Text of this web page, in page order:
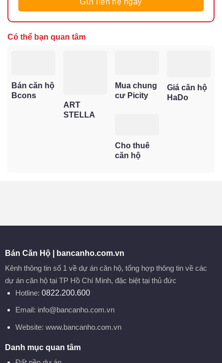
Có thể bạn quan tâm
Bán căn hộ
Bcons
ART
STELLA
Mua chung
cư Picity
xanh tại
Quận 12
Giá căn hộ
HaDo
Cho thuê
căn hộ
Bán Căn Hộ | bancanho.com.vn
Kênh thông tin số 1 về dự án căn hộ, tổng hợp thông tin về các
dự án căn hộ tại TP Hồ Chí Minh, đặc biệt tại thủ đức
Hotline: 0822.200.600
Email: info@bancanho.com.vn
Website: www.bancanho.com.vn
Danh mục quan tâm